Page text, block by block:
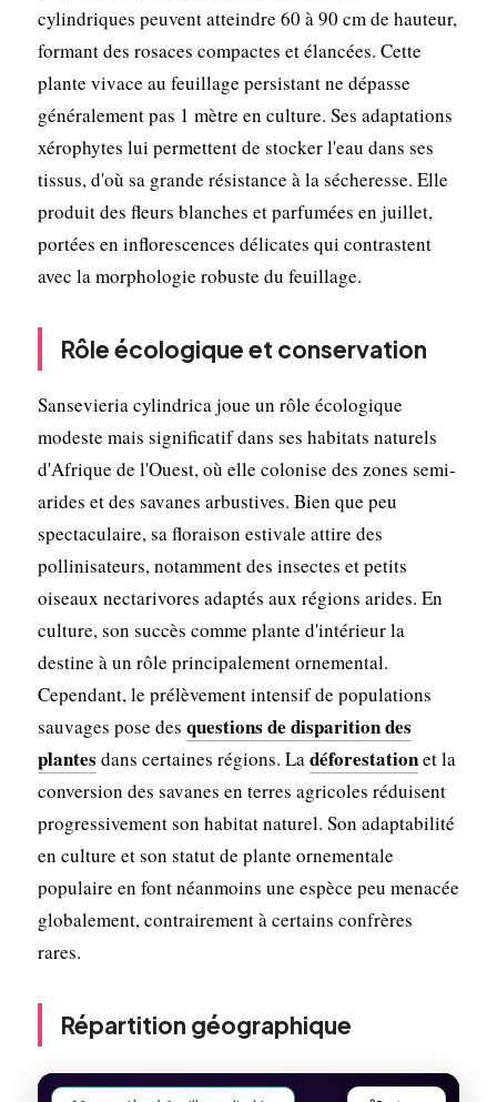
cylindriques peuvent atteindre 60 à 90 cm de hauteur,
formant des rosaces compactes et élancées. Cette
plante vivace au feuillage persistant ne dépasse
généralement pas 1 mètre en culture. Ses adaptations
xérophytes lui permettent de stocker l'eau dans ses
tissus, d'où sa grande résistance à la sécheresse. Elle
produit des fleurs blanches et parfumées en juillet,
portées en inflorescences délicates qui contrastent
avec la morphologie robuste du feuillage.
Rôle écologique et conservation
Sansevieria cylindrica joue un rôle écologique
modeste mais significatif dans ses habitats naturels
d'Afrique de l'Ouest, où elle colonise des zones semi-
arides et des savanes arbustives. Bien que peu
spectaculaire, sa floraison estivale attire des
pollinisateurs, notamment des insectes et petits
oiseaux nectarivores adaptés aux régions arides. En
culture, son succès comme plante d'intérieur la
destine à un rôle principalement ornemental.
Cependant, le prélèvement intensif de populations
sauvages pose des questions de disparition des
plantes dans certaines régions. Ladéforestationet la
conversion des savanes en terres agricoles réduisent
progressivement son habitat naturel. Son adaptabilité
en culture et son statut de plante ornementale
populaire en font néanmoins une espèce peu menacée
globalement, contrairement à certains confrères
rares.
Répartition géographique